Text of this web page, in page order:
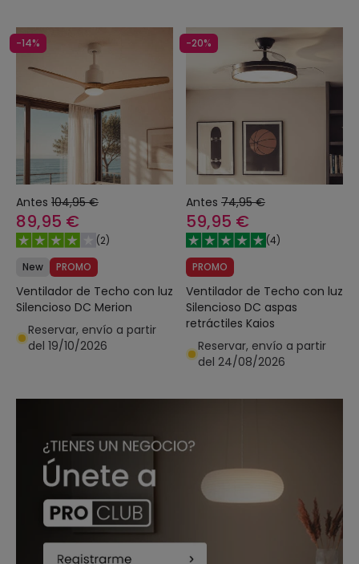
-14%
Antes 104,95 €
89,95 €
(2)
New
PROMO
Ventilador de Techo con luz
Silencioso DC Merion
Reservar, envío a partir
del 19/10/2026
-20%
Antes 74,95 €
59,95 €
(4)
PROMO
Ventilador de Techo con luz
Silencioso DC aspas
retráctiles Kaios
Reservar, envío a partir
del 24/08/2026